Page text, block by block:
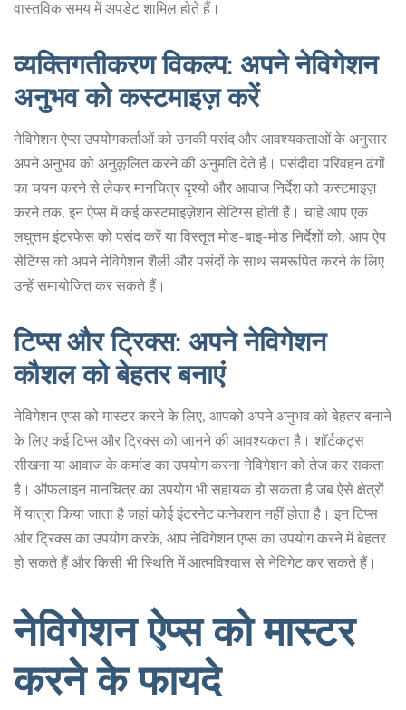
वास्तविक समय में अपडेट शामिल होते हैं।
व्यक्तिगतीकरण विकल्प: अपने नेविगेशन
अनुभव को कस्टमाइज़ करें
नेविगेशन ऐप्स उपयोगकर्ताओं को उनकी पसंद और आवश्यकताओं के अनुसार
अपने अनुभव को अनुकूलित करने की अनुमति देते हैं। पसंदीदा परिवहन ढंगों
का चयन करने से लेकर मानचित्र दृश्यों और आवाज निर्देश को कस्टमाइज़
करने तक, इन ऐप्स में कई कस्टमाइज़ेशन सेटिंग्स होती हैं। चाहे आप एक
लघुत्तम इंटरफेस को पसंद करें या विस्तृत मोड-बाइ-मोड निर्देशों को, आप ऐप
सेटिंग्स को अपने नेविगेशन शैली और पसंदों के साथ समरूपित करने के लिए
उन्हें समायोजित कर सकते हैं।
टिप्स और ट्रिक्स: अपने नेविगेशन
कौशल को बेहतर बनाएं
नेविगेशन एप्स को मास्टर करने के लिए, आपको अपने अनुभव को बेहतर बनाने
के लिए कई टिप्स और ट्रिक्स को जानने की आवश्यकता है। शॉर्टकट्स
सीखना या आवाज के कमांड का उपयोग करना नेविगेशन को तेज कर सकता
है। ऑफलाइन मानचित्र का उपयोग भी सहायक हो सकता है जब ऐसे क्षेत्रों
में यात्रा किया जाता है जहां कोई इंटरनेट कनेक्शन नहीं होता है। इन टिप्स
और ट्रिक्स का उपयोग करके, आप नेविगेशन एप्स का उपयोग करने में बेहतर
हो सकते हैं और किसी भी स्थिति में आत्मविश्वास से नेविगेट कर सकते हैं।
नेविगेशन ऐप्स को मास्टर
करने के फायदे